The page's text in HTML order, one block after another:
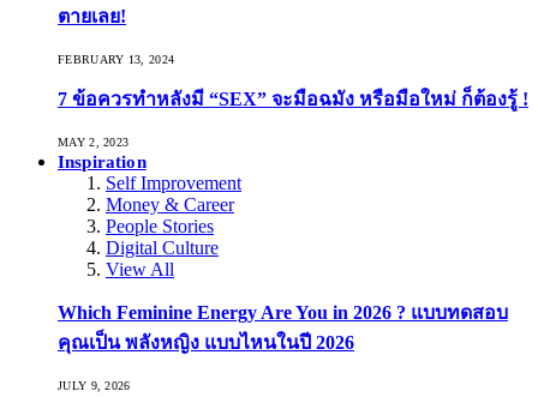
ตายเลย!
FEBRUARY 13, 2024
7 ข้อควรทำหลังมี “SEX” จะมือฉมัง หรือมือใหม่ ก็ต้องรู้ !
MAY 2, 2023
Inspiration
Self Improvement
Money & Career
People Stories
Digital Culture
View All
Which Feminine Energy Are You in 2026 ? แบบทดสอบ
คุณเป็น พลังหญิง แบบไหนในปี 2026
JULY 9, 2026